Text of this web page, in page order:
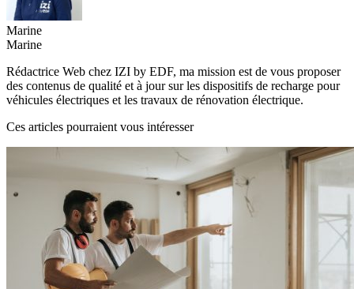
Marine
Marine
Rédactrice Web chez IZI by EDF, ma mission est de vous proposer
des contenus de qualité et à jour sur les dispositifs de recharge pour
véhicules électriques et les travaux de rénovation électrique.
Ces articles pourraient vous intéresser